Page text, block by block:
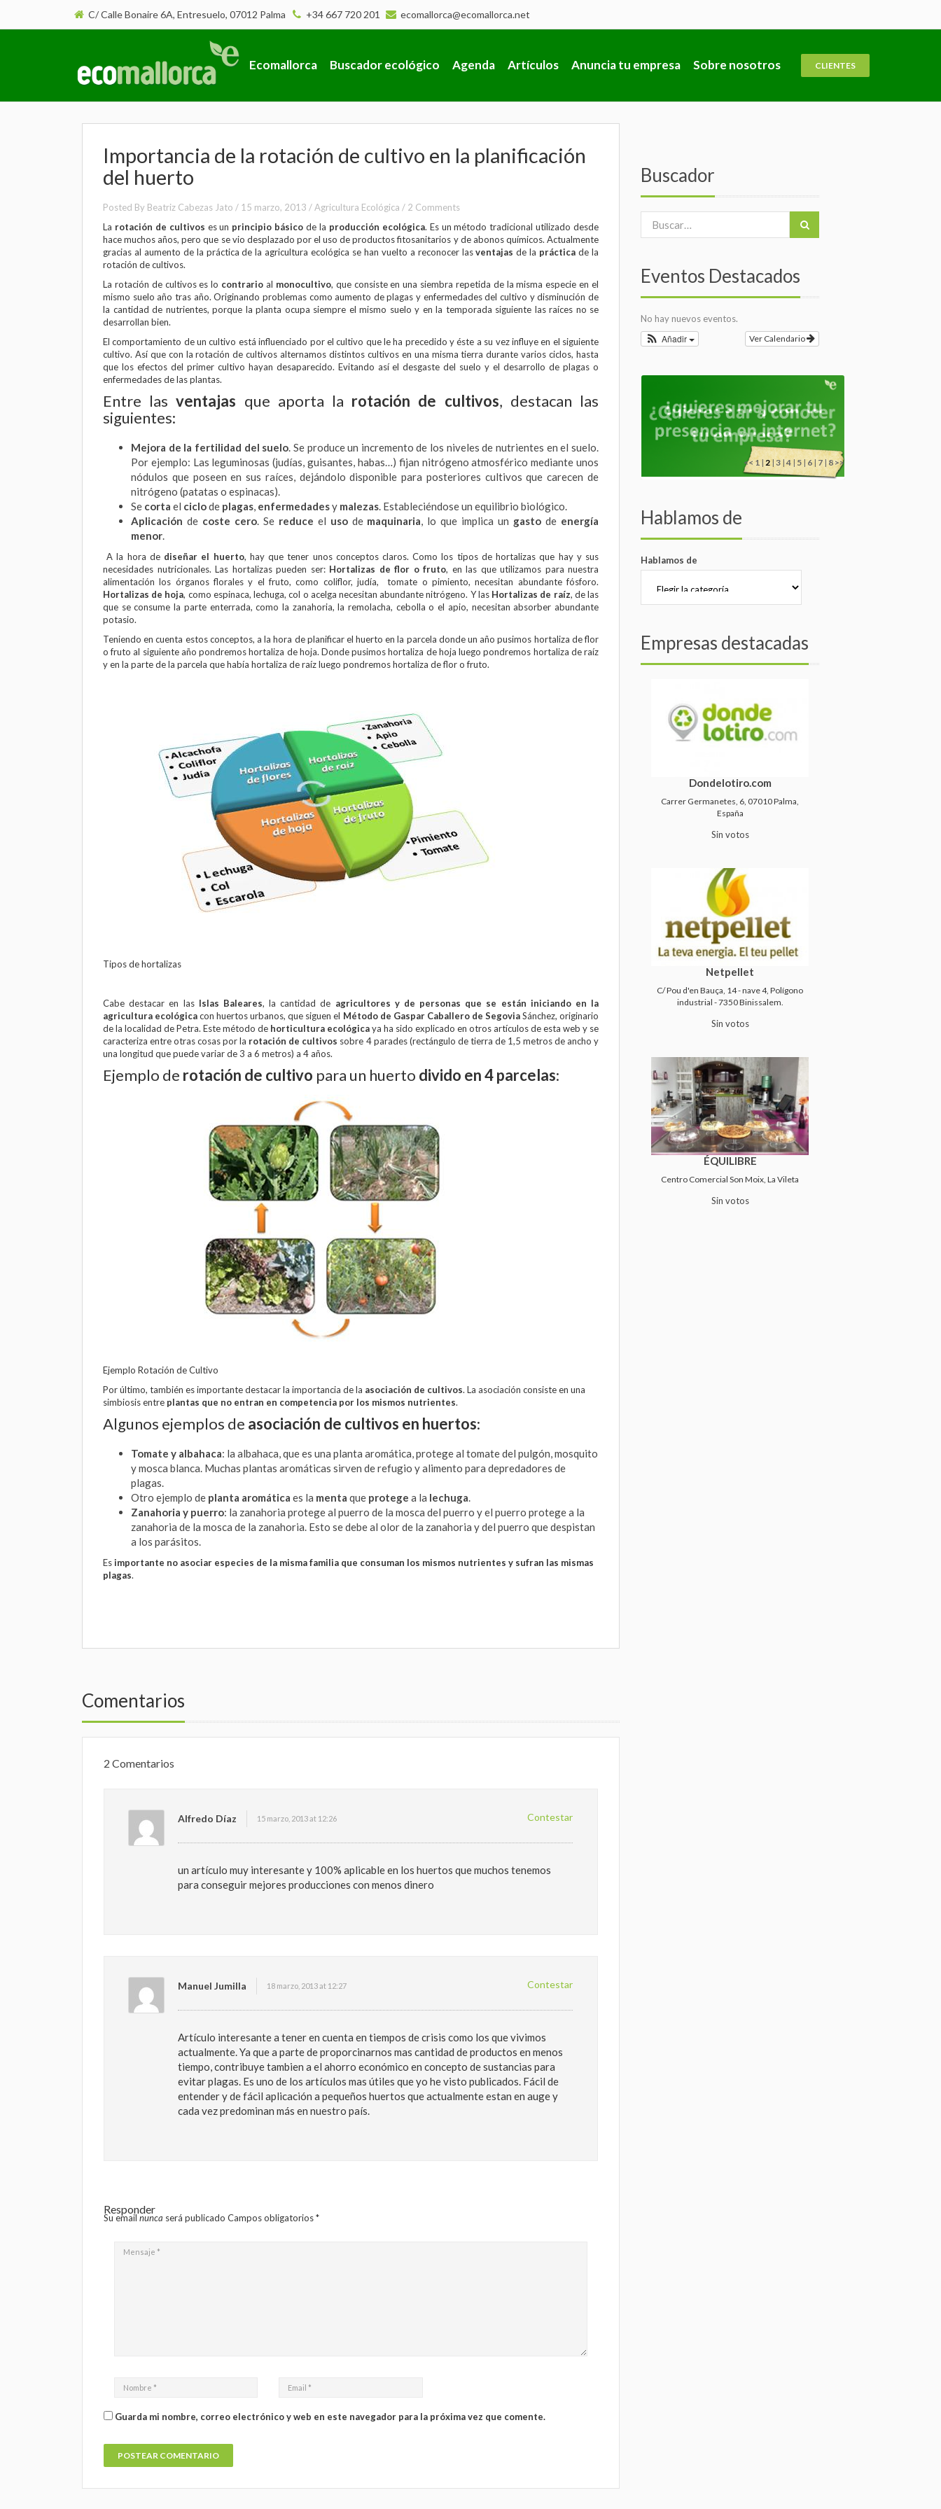
C/ Calle Bonaire 6A, Entresuelo, 07012 Palma +34 667 720 201 ecomallorca@ecomallorca.net
CLIENTES
Ecomallorca Buscador ecológico Agenda Artículos Anuncia tu empresa Sobre nosotros
Importancia de la rotación de cultivo en la planificación
del huerto
Posted By Beatriz Cabezas Jato / 15 marzo, 2013 /Agricultura Ecológica / 2 Comments
La rotación de cultivos es un principio básico de la producción ecológica. Es un método tradicional utilizado desde
hace muchos años, pero que se vio desplazado por el uso de productos fitosanitarios y de abonos químicos. Actualmente
gracias al aumento de la práctica de la agricultura ecológica se han vuelto a reconocer lasventajas de la práctica de la
rotación de cultivos.
La rotación de cultivos es lo contrario al monocultivo, que consiste en una siembra repetida de la misma especie en el
mismo suelo año tras año. Originando problemas como aumento de plagas y enfermedades del cultivo y disminución de
la cantidad de nutrientes, porque la planta ocupa siempre el mismo suelo y en la temporada siguiente las raíces no se
desarrollan bien.
El comportamiento de un cultivo está influenciado por el cultivo que le ha precedido y éste a su vez influye en el siguiente
cultivo. Así que con la rotación de cultivos alternamos distintos cultivos en una misma tierra durante varios ciclos, hasta
que los efectos del primer cultivo hayan desaparecido. Evitando así el desgaste del suelo y el desarrollo de plagas o
enfermedades de las plantas.
Entre lasventajas que aporta la rotación de cultivos, destacan las
siguientes:
Mejora de la fertilidad del suelo. Se produce un incremento de los niveles de nutrientes en el suelo.
Por ejemplo: Las leguminosas (judías, guisantes, habas…) fijan nitrógeno atmosférico mediante unos
nódulos que poseen en sus raíces, dejándolo disponible para posteriores cultivos que carecen de
nitrógeno (patatas o espinacas).
Se corta el ciclode plagas, enfermedadesy malezas. Estableciéndose un equilibrio biológico.
Aplicación decoste cero. Se reduce el usode maquinaria, lo que implica un gasto de energía
menor.
A la hora de diseñar el huerto, hay que tener unos conceptos claros. Como los tipos de hortalizas que hay y sus
necesidades nutricionales. Las hortalizas pueden ser: Hortalizas de flor o fruto, en las que utilizamos para nuestra
alimentación los órganos florales y el fruto, como coliflor, judía, tomate o pimiento, necesitan abundante fósforo.
Hortalizas de hoja, como espinaca, lechuga, col o acelga necesitan abundante nitrógeno. Y las Hortalizas de raíz, de las
que se consume la parte enterrada, como la zanahoria, la remolacha, cebolla o el apio, necesitan absorber abundante
potasio.
Teniendo en cuenta estos conceptos, a la hora de planificar el huerto en la parcela donde un año pusimos hortaliza de flor
o fruto al siguiente año pondremos hortaliza de hoja. Donde pusimos hortaliza de hoja luego pondremos hortaliza de raíz
y en la parte de la parcela que había hortaliza de raíz luego pondremos hortaliza de flor o fruto.
Tipos de hortalizas
Cabe destacar en las Islas Baleares, la cantidad de agricultores y de personas que se están iniciando en la
agricultura ecológicacon huertos urbanos, que siguen el Método de Gaspar Caballero de SegoviaSánchez, originario
de la localidad de Petra. Este método de horticultura ecológicaya ha sido explicado en otros artículos de esta web y se
caracteriza entre otras cosas por la rotación de cultivos sobre 4 parades (rectángulo de tierra de 1,5 metros de ancho y
una longitud que puede variar de 3 a 6 metros) a 4 años.
Ejemplo de rotación de cultivo para un huerto divido en 4 parcelas:
Ejemplo Rotación de Cultivo
Por último, también es importante destacar la importancia de la asociación de cultivos. La asociación consiste en una
simbiosis entre plantas que no entran en competencia por los mismos nutrientes.
Algunos ejemplos de asociación de cultivos en huertos:
Tomate y albahaca: la albahaca, que es una planta aromática, protege al tomate del pulgón, mosquito
y mosca blanca. Muchas plantas aromáticas sirven de refugio y alimento para depredadores de
plagas.
Otro ejemplo de planta aromática es la menta que protege a la lechuga.
Zanahoria y puerro: la zanahoria protege al puerro de la mosca del puerro y el puerro protege a la
zanahoria de la mosca de la zanahoria. Esto se debe al olor de la zanahoria y del puerro que despistan
a los parásitos.
Esimportante no asociar especies de la misma familia que consuman los mismos nutrientes y sufran las mismas
plagas.
Comentarios
2 Comentarios
Contestar
Alfredo Díaz 15 marzo, 2013 at 12:26
un artículo muy interesante y 100% aplicable en los huertos que muchos tenemos
para conseguir mejores producciones con menos dinero
Contestar
Manuel Jumilla 18 marzo, 2013 at 12:27
Artículo interesante a tener en cuenta en tiempos de crisis como los que vivimos
actualmente. Ya que a parte de proporcinarnos mas cantidad de productos en menos
tiempo, contribuye tambien a el ahorro económico en concepto de sustancias para
evitar plagas. Es uno de los artículos mas útiles que yo he visto publicados. Fácil de
entender y de fácil aplicación a pequeños huertos que actualmente estan en auge y
cada vez predominan más en nuestro país.
Responder
Su email nunca será publicado Campos obligatorios*
Guarda mi nombre, correo electrónico y web en este navegador para la próxima vez que comente.
Buscador
Eventos Destacados
No hay nuevos eventos.
Ver Calendario
Añadir
<<1| 2| 3|4|5|6| 7|8>>
Hablamos de
Hablamos de
Empresas destacadas
Dondelotiro.com
Carrer Germanetes, 6, 07010 Palma,
España
Sin votos
Netpellet
C/ Pou d'en Bauça, 14 - nave 4, Polígono
industrial - 7350 Binissalem.
Sin votos
ÉQUILIBRE
Centro Comercial Son Moix, La Vileta
Sin votos